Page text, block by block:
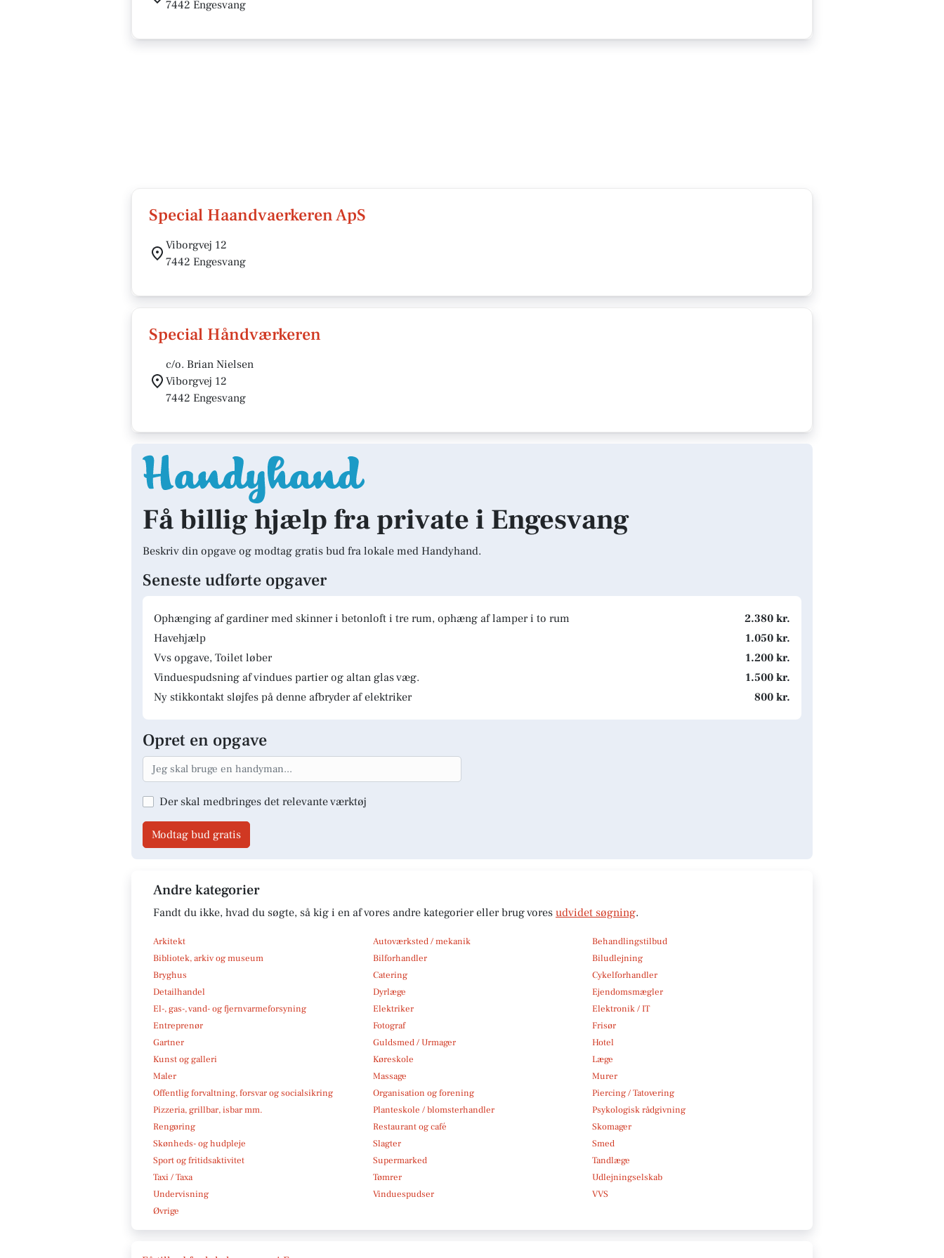
7442 Engesvang
Special Haandvaerkeren ApS
Viborgvej 12
7442 Engesvang
Special Håndværkeren
c/o. Brian Nielsen
Viborgvej 12
7442 Engesvang
Få billig hjælp fra private i Engesvang
Beskriv din opgave og modtag gratis bud fra lokale med Handyhand.
Seneste udførte opgaver
Ophænging af gardiner med skinner i betonloft i tre rum, ophæng af lamper i to rum
2.380 kr.
Havehjælp
1.050 kr.
Vvs opgave, Toilet løber
1.200 kr.
Vinduespudsning af vindues partier og altan glas væg.
1.500 kr.
Ny stikkontakt sløjfes på denne afbryder af elektriker
800 kr.
Opret en opgave
Der skal medbringes det relevante værktøj
Modtag bud gratis
Andre kategorier
Fandt du ikke, hvad du søgte, så kig i en af vores andre kategorier eller brug vores udvidet søgning.
Arkitekt Autoværksted / mekanik
Behandlingstilbud
Bibliotek, arkiv og museum
Bilforhandler
Biludlejning
Bryghus
Catering
Cykelforhandler
Detailhandel
Dyrlæge
Ejendomsmægler
El-, gas-, vand- og fjernvarmeforsyning
Elektriker
Elektronik / IT
Entreprenør
Fotograf
Frisør
Gartner
Guldsmed / Urmager
Hotel
Kunst og galleri
Køreskole
Læge
Maler
Massage
Murer
Offentlig forvaltning, forsvar og socialsikring
Organisation og forening
Piercing / Tatovering
Pizzeria, grillbar, isbar mm.
Planteskole / blomsterhandler
Psykologisk rådgivning
Rengøring
Restaurant og café
Skomager
Skønheds- og hudpleje
Slagter
Smed
Sport og fritidsaktivitet
Supermarked
Tandlæge
Taxi / Taxa
Tømrer
Udlejningselskab
Undervisning
Vinduespudser
VVS
Øvrige